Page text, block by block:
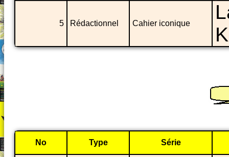
5 Rédactionnel Cahier iconique
No Type Série